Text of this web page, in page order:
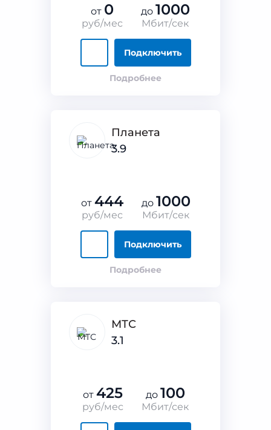
от 0
руб/мес
до 1000
Мбит/сек
Подключить
Подробнее
Планета
3.9
от 444
руб/мес
до 1000
Мбит/сек
Подключить
Подробнее
МТС
3.1
от 425
руб/мес
до 100
Мбит/сек